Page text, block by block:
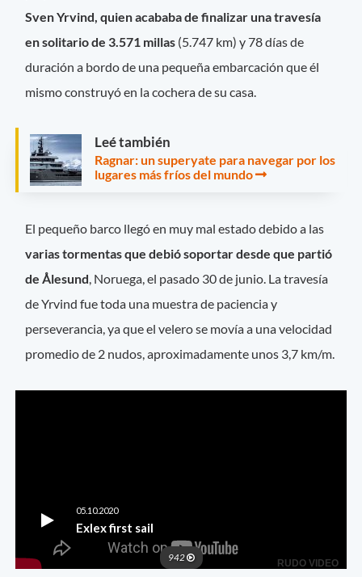
Sven Yrvind, quien acababa de finalizar una travesía
en solitario de 3.571 millas (5.747 km) y 78 días de
duración a bordo de una pequeña embarcación que él
mismo construyó en la cochera de su casa.
Leé también
Ragnar: un superyate para navegar por los
lugares más fríos del mundo
El pequeño barco llegó en muy mal estado debido a las
varias tormentas que debió soportar desde que partió
de Ålesund, Noruega, el pasado 30 de junio. La travesía
de Yrvind fue toda una muestra de paciencia y
perseverancia, ya que el velero se movía a una velocidad
promedio de 2 nudos, aproximadamente unos 3,7 km/m.